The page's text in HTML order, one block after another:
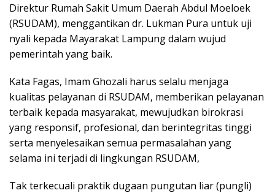
Direktur Rumah Sakit Umum Daerah Abdul Moeloek
(RSUDAM), menggantikan dr. Lukman Pura untuk uji
nyali kepada Mayarakat Lampung dalam wujud
pemerintah yang baik.
Kata Fagas, Imam Ghozali harus selalu menjaga
kualitas pelayanan di RSUDAM, memberikan pelayanan
terbaik kepada masyarakat, mewujudkan birokrasi
yang responsif, profesional, dan berintegritas tinggi
serta menyelesaikan semua permasalahan yang
selama ini terjadi di lingkungan RSUDAM,
Tak terkecuali praktik dugaan pungutan liar (pungli)